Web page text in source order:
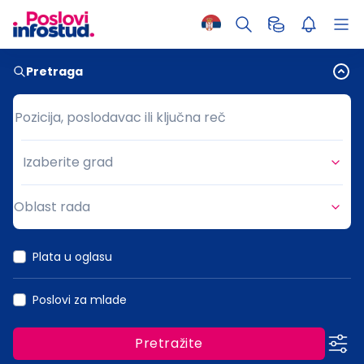
Pretraga
Pozicija, poslodavac ili ključna reč
Pozicija, poslodavac ili ključna reč
Grad
Izaberite grad
Oblast rada
Plata u oglasu
Poslovi za mlade
Pretražite